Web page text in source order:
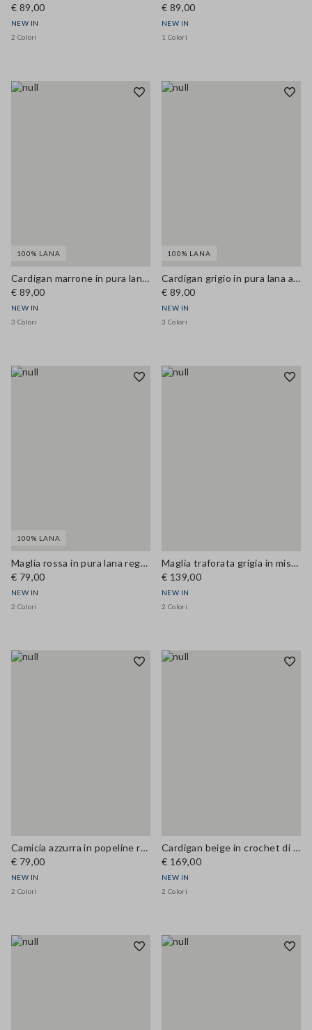
€ 89,00
NEW IN
2 Colori
€ 89,00
NEW IN
1 Colori
100% LANA
Cardigan marrone in pura lana a girocollo regular fit
€ 89,00
NEW IN
3 Colori
100% LANA
Cardigan grigio in pura lana a girocollo regular fit
€ 89,00
NEW IN
3 Colori
100% LANA
Maglia rossa in pura lana regular fit
€ 79,00
NEW IN
2 Colori
Maglia traforata grigia in misto lana a girocollo over fit
€ 139,00
NEW IN
2 Colori
Camicia azzurra in popeline regular fit
€ 79,00
NEW IN
2 Colori
Cardigan beige in crochet di misto lana over fit
€ 169,00
NEW IN
2 Colori